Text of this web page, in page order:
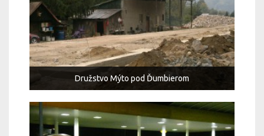
Družstvo Mýto pod Ďumbierom